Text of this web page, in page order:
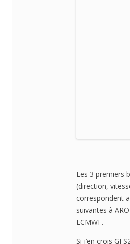
Les 3 premiers
(direction,
correspondent
suivantes à
ECMWF.
Si j’en crois